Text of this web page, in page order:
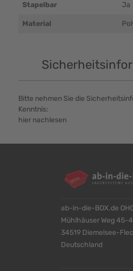
Stapelbar Ja
Material
Bitte nehmen Sie die
Kenntnis:
hier nachlesen
ab-in-die-BOX.de
Mühlhäuser Weg 45-
34519 Diemelsee-
Deutschland